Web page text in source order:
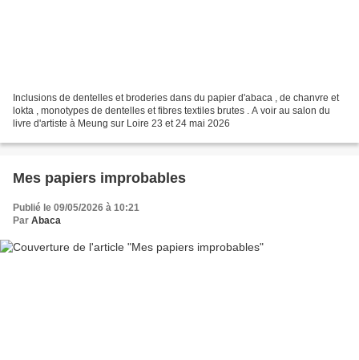
Inclusions de dentelles et broderies dans du papier d'abaca , de chanvre et
lokta , monotypes de dentelles et fibres textiles brutes . A voir au salon du
livre d'artiste à Meung sur Loire 23 et 24 mai 2026
Mes papiers improbables
Publié le 09/05/2026 à 10:21
Par Abaca